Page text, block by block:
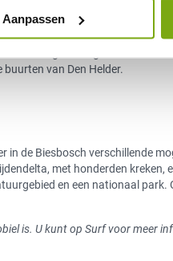
Aanpassen
leert u de link tussen
tocht gaat langs forten en
van Den Helder.
in de Biesbosch verschillende
met honderden kreken,
en een nationaal park.
is. U kunt op Surf voor meer